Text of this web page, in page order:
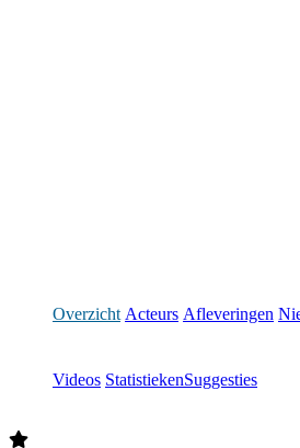
Overzicht Acteurs Afleveringen
Videos StatistiekenSuggesties